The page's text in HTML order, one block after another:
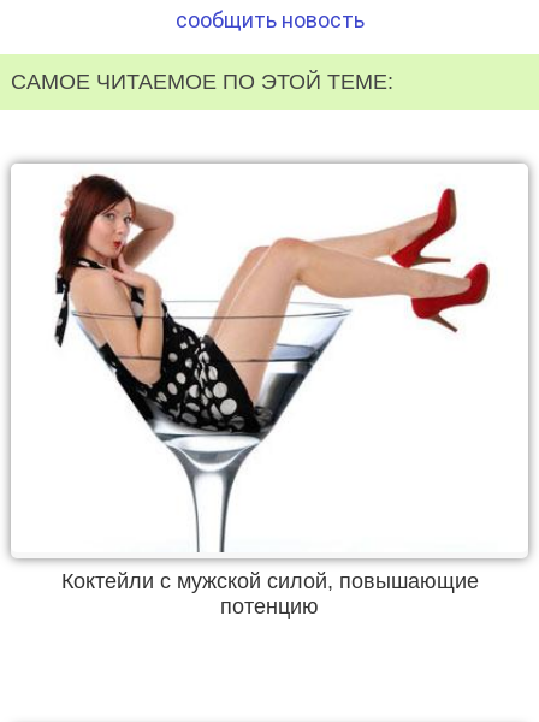
сообщить новость
САМОЕ ЧИТАЕМОЕ ПО ЭТОЙ ТЕМЕ:
Коктейли с мужской силой, повышающие
потенцию